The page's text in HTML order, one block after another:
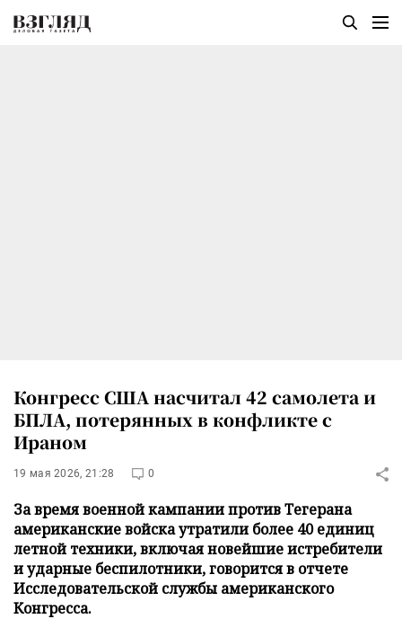
Конгресс США насчитал 42 самолета и
БПЛА, потерянных в конфликте с
Ираном
19 мая 2026, 21:28 0
За время военной кампании против Тегерана
американские войска утратили более 40 единиц
летной техники, включая новейшие истребители
и ударные беспилотники, говорится в отчете
Исследовательской службы американского
Конгресса.